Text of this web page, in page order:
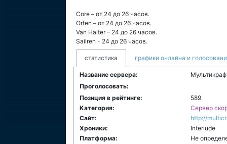
Core – от 24 до 26 часов.
Orfen – от 24 до 26 часов.
Van Halter – 24 до 26 часов.
Sailren - 24 до 26 часов.
статистика графики онлайна и
Название сервера:
Проголосовать:
Позиция в рейтинге:
589
Категория:
Сервер
Сайт:
http://
Хроники:
Interlude
Платформа:
Не